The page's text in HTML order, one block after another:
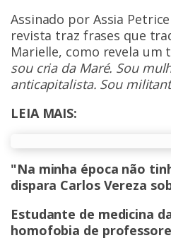
Assinado por Assia
revista traz frases que
Marielle, como revela um
sou cria da Maré. Sou
anticapitalista. Sou
LEIA MAIS:
"Na minha época não
dispara Carlos Vereza
Estudante de medicina
homofobia de